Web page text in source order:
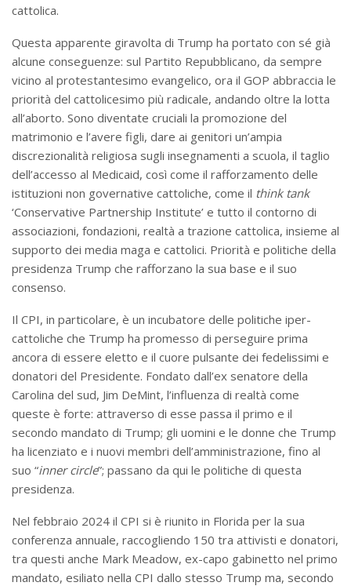
cattolica.
Questa apparente giravolta di Trump ha portato con sé già
alcune conseguenze: sul Partito Repubblicano, da sempre
vicino al protestantesimo evangelico, ora il GOP abbraccia le
priorità del cattolicesimo più radicale, andando oltre la lotta
all’aborto. Sono diventate cruciali la promozione del
matrimonio e l’avere figli, dare ai genitori un’ampia
discrezionalità religiosa sugli insegnamenti a scuola, il taglio
dell’accesso al Medicaid, così come il rafforzamento delle
istituzioni non governative cattoliche, come il think tank
‘Conservative Partnership Institute’ e tutto il contorno di
associazioni, fondazioni, realtà a trazione cattolica, insieme al
supporto dei media maga e cattolici. Priorità e politiche della
presidenza Trump che rafforzano la sua base e il suo
consenso.
Il CPI, in particolare, è un incubatore delle politiche iper-
cattoliche che Trump ha promesso di perseguire prima
ancora di essere eletto e il cuore pulsante dei fedelissimi e
donatori del Presidente. Fondato dall’ex senatore della
Carolina del sud, Jim DeMint, l’influenza di realtà come
queste è forte: attraverso di esse passa il primo e il
secondo mandato di Trump; gli uomini e le donne che Trump
ha licenziato e i nuovi membri dell’amministrazione, fino al
suo “inner circle”; passano da qui le politiche di questa
presidenza.
Nel febbraio 2024 il CPI si è riunito in Florida per la sua
conferenza annuale, raccogliendo 150 tra attivisti e donatori,
tra questi anche Mark Meadow, ex-capo gabinetto nel primo
mandato, esiliato nella CPI dallo stesso Trump ma, secondo